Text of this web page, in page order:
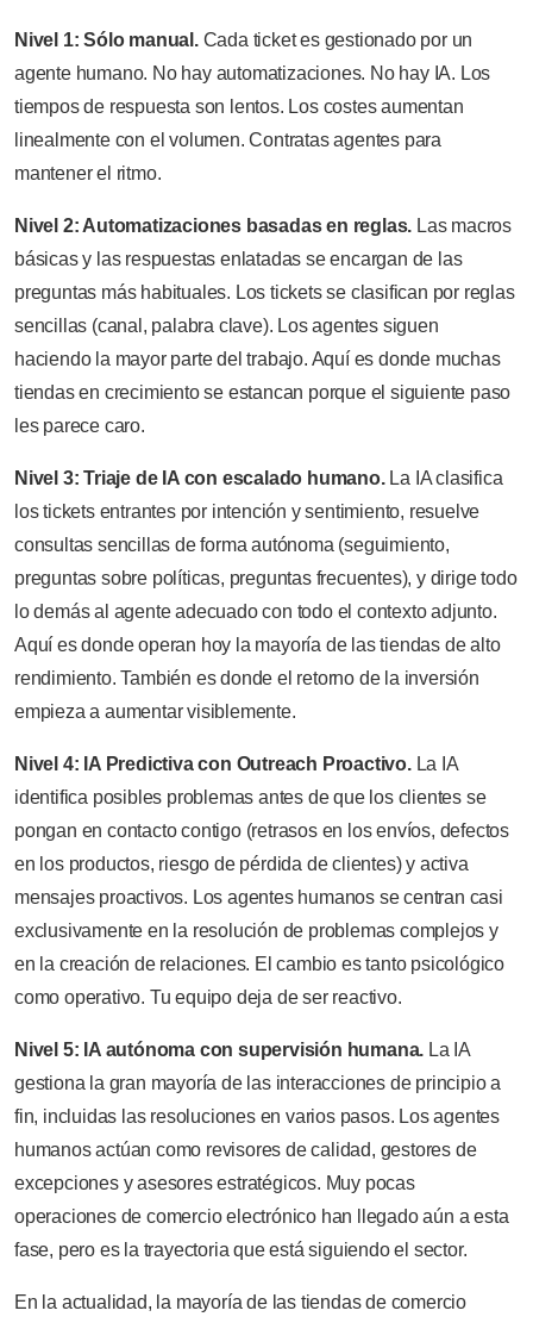
Nivel 1: Sólo manual.Cada ticket es gestionado por un
agente humano. No hay automatizaciones. No hay IA. Los
tiempos de respuesta son lentos. Los costes aumentan
linealmente con el volumen. Contratas agentes para
mantener el ritmo.
Nivel 2: Automatizaciones basadas en reglas. Las macros
básicas y las respuestas enlatadas se encargan de las
preguntas más habituales. Los tickets se clasifican por reglas
sencillas (canal, palabra clave). Los agentes siguen
haciendo la mayor parte del trabajo. Aquí es donde muchas
tiendas en crecimiento se estancan porque el siguiente paso
les parece caro.
Nivel 3: Triaje de IA con escalado humano.La IA clasifica
los tickets entrantes por intención y sentimiento, resuelve
consultas sencillas de forma autónoma (seguimiento,
preguntas sobre políticas, preguntas frecuentes), y dirige todo
lo demás al agente adecuado con todo el contexto adjunto.
Aquí es donde operan hoy la mayoría de las tiendas de alto
rendimiento. También es donde el retorno de la inversión
empieza a aumentar visiblemente.
Nivel 4: IA Predictiva con Outreach Proactivo.La IA
identifica posibles problemas antes de que los clientes se
pongan en contacto contigo (retrasos en los envíos, defectos
en los productos, riesgo de pérdida de clientes) y activa
mensajes proactivos. Los agentes humanos se centran casi
exclusivamente en la resolución de problemas complejos y
en la creación de relaciones. El cambio es tanto psicológico
como operativo. Tu equipo deja de ser reactivo.
Nivel 5: IA autónoma con supervisión humana. La IA
gestiona la gran mayoría de las interacciones de principio a
fin, incluidas las resoluciones en varios pasos. Los agentes
humanos actúan como revisores de calidad, gestores de
excepciones y asesores estratégicos. Muy pocas
operaciones de comercio electrónico han llegado aún a esta
fase, pero es la trayectoria que está siguiendo el sector.
En la actualidad, la mayoría de las tiendas de comercio